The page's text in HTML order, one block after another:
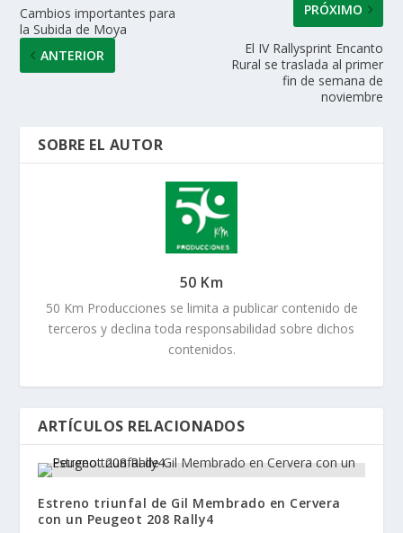
Cambios importantes para
la Subida de Moya
ANTERIOR
PRÓXIMO
El IV Rallysprint Encanto
Rural se traslada al primer
fin de semana de
noviembre
SOBRE EL AUTOR
50 Km
50 Km Producciones se limita a publicar contenido de
terceros y declina toda responsabilidad sobre dichos
contenidos.
ARTÍCULOS RELACIONADOS
Estreno triunfal de Gil Membrado en Cervera
con un Peugeot 208 Rally4